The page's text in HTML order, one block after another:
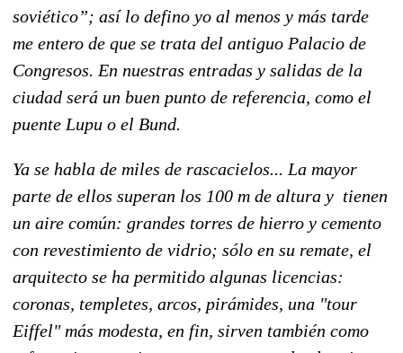
soviético”; así lo defino yo al menos y más tarde
me entero de que se trata del antiguo Palacio de
Congresos. En nuestras entradas y salidas de la
ciudad será un buen punto de referencia, como el
puente Lupu o el Bund.
Ya se habla de miles de rascacielos... La mayor
parte de ellos superan los 100 m de altura y tienen
un aire común: grandes torres de hierro y cemento
con revestimiento de vidrio; sólo en su remate, el
arquitecto se ha permitido algunas licencias:
coronas, templetes, arcos, pirámides, una "tour
Eiffel" más modesta, en fin, sirven también como